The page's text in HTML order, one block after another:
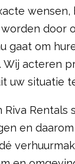
door
gaat om
Wij acteren
uw situatie
Rentals
en daarom